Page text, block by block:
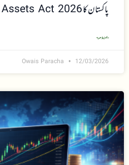
پاکستان کا Virtual Assets Act 2026 – جائزہ
مکمل پڑھیں »
Owais Paracha 12/03/2026